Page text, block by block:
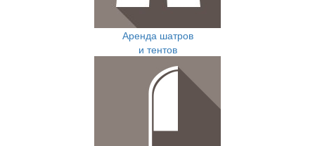
Аренда шатров
и тентов